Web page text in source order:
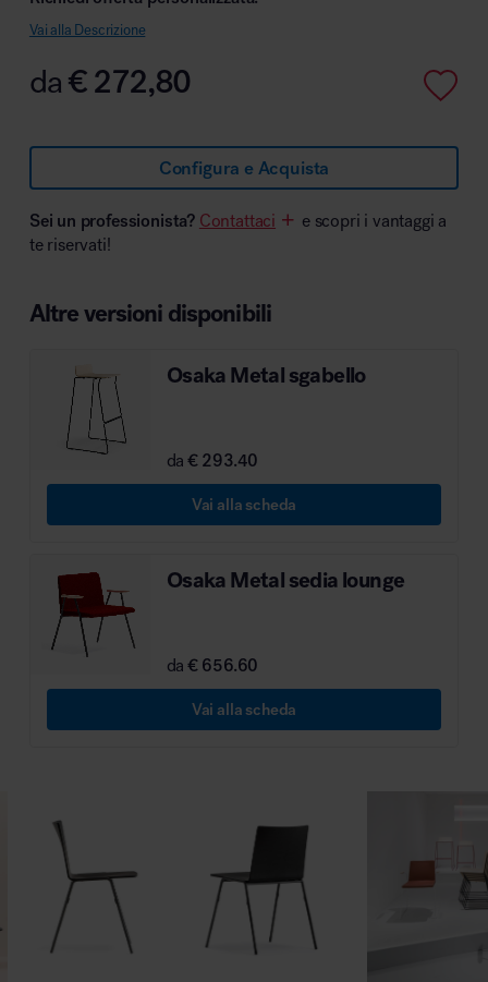
Area hospitality
MillerKnoll
Vai alla Descrizione
da€272,80
Configura e Acquista
Sei un professionista? Contattaci
e scopri i vantaggi a
te riservati!
Altre versioni disponibili
Osaka Metal sgabello
da€ 293.40
Vai alla scheda
Osaka Metal sedia lounge
da€ 656.60
Vai alla scheda